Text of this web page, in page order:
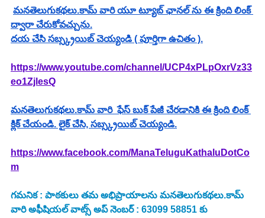
మనతెలుగుకథలు.కామ్ వారి యూ ట్యూబ్ ఛానల్ ను ఈ క్రింది లింక్
ద్వారా చేరుకోవచ్చును.
దయ చేసి సబ్స్క్రయిబ్ చెయ్యండి ( పూర్తిగా ఉచితం ).
https://www.youtube.com/channel/UCP4xPLpOxrVz33
eo1ZjlesQ
మనతెలుగుకథలు.కామ్ వారి  ఫేస్ బుక్ పేజీ చేరడానికి ఈ క్రింది లింక్
క్లిక్ చేయండి. లైక్ చేసి, సబ్స్క్రయిబ్ చెయ్యండి.
https://www.facebook.com/ManaTeluguKathaluDotCo
m
గమనిక : పాఠకులు తమ అభిప్రాయాలను మనతెలుగుకథలు.కామ్
వారి అఫీషియల్ వాట్స్ అప్ నెంబర్ : 63099 58851 కు